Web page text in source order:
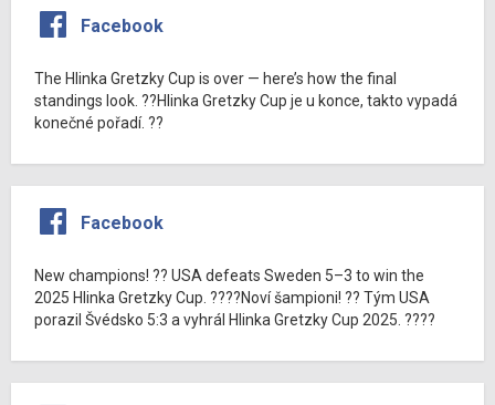
Facebook
The Hlinka Gretzky Cup is over — here’s how the final
standings look. ??Hlinka Gretzky Cup je u konce, takto vypadá
konečné pořadí. ??
Facebook
New champions! ?? USA defeats Sweden 5–3 to win the
2025 Hlinka Gretzky Cup. ????Noví šampioni! ?? Tým USA
porazil Švédsko 5:3 a vyhrál Hlinka Gretzky Cup 2025. ????